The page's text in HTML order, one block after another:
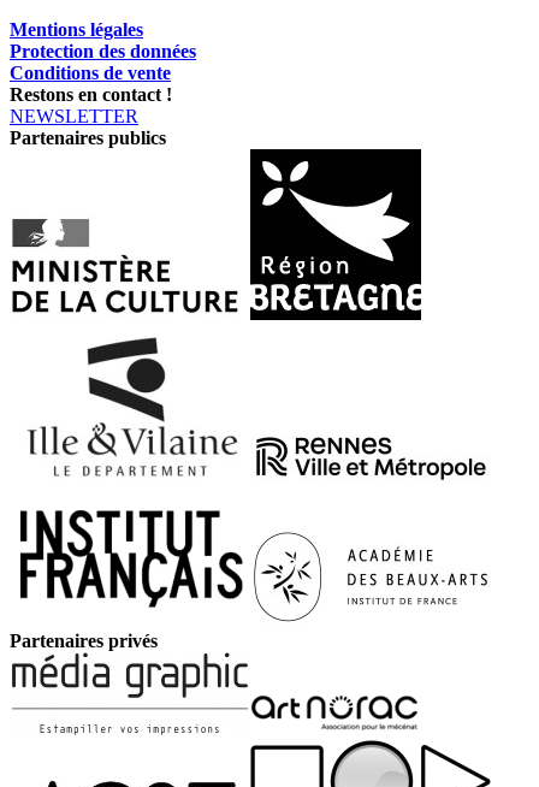
Mentions légales
Protection des données
Conditions de vente
Restons en contact !
NEWSLETTER
Partenaires publics
Partenaires privés